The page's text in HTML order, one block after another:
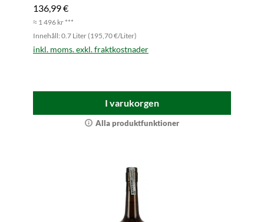
136,99 €
≈ 1 496 kr ***
Innehåll: 0.7 Liter (195,70 €/Liter)
inkl. moms. exkl. fraktkostnader
I varukorgen
Alla produktfunktioner